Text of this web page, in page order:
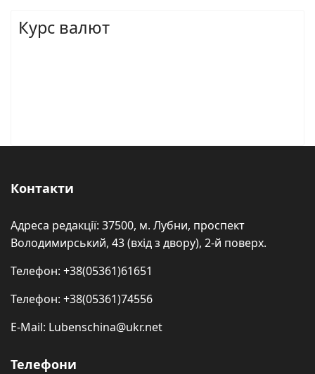
Курс валют
Контакти
Адреса редакції: 37500, м. Лубни, проспект
Володимирський, 43 (вхід з двору), 2-й поверх.
Телефон: +38(05361)61651
Телефон: +38(05361)74556
E-Mail: Lubenschina@ukr.net
Телефони